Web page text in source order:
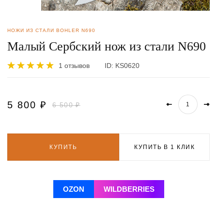
НОЖИ ИЗ СТАЛИ BOHLER N690
Малый Сербский нож из стали N690
1 отзывов ID: KS0620
5 800 ₽ 6 500 ₽
КУПИТЬ КУПИТЬ В 1 КЛИК
OZON WILDBERRIES